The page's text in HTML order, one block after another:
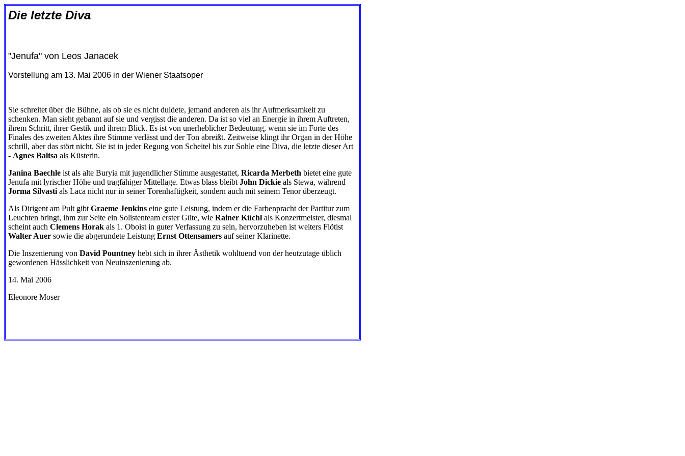
Die letzte Diva
"Jenufa" von Leos Janacek
Vorstellung am 13. Mai 2006 in der Wiener Staatsoper
Sie schreitet über die Bühne, als ob sie es nicht duldete, jemand anderen als ihr Aufmerksamkeit zu
schenken. Man sieht gebannt auf sie und vergisst die anderen. Da ist so viel an Energie in ihrem Auftreten,
ihrem Schritt, ihrer Gestik und ihrem Blick. Es ist von unerheblicher Bedeutung, wenn sie im Forte des
Finales des zweiten Aktes ihre Stimme verlässt und der Ton abreißt. Zeitweise klingt ihr Organ in der Höhe
schrill, aber das stört nicht. Sie ist in jeder Regung von Scheitel bis zur Sohle eine Diva, die letzte dieser Art
- Agnes Baltsa als Küsterin.
Janina Baechle ist als alte Buryia mit jugendlicher Stimme ausgestattet, Ricarda Merbeth bietet eine gute
Jenufa mit lyrischer Höhe und tragfähiger Mittellage. Etwas blass bleibt John Dickie als Stewa, während
Jorma Silvasti als Laca nicht nur in seiner Torenhaftigkeit, sondern auch mit seinem Tenor überzeugt.
Als Dirigent am Pult gibt Graeme Jenkins eine gute Leistung, indem er die Farbenpracht der Partitur zum
Leuchten bringt, ihm zur Seite ein Solistenteam erster Güte, wie Rainer Küchl als Konzertmeister, diesmal
scheint auch Clemens Horak als 1. Oboist in guter Verfassung zu sein, hervorzuheben ist weiters Flötist
Walter Auer sowie die abgerundete Leistung Ernst Ottensamers auf seiner Klarinette.
Die Inszenierung von David Pountney hebt sich in ihrer Ästhetik wohltuend von der heutzutage üblich
gewordenen Hässlichkeit von Neuinszenierung ab.
14. Mai 2006
Eleonore Moser